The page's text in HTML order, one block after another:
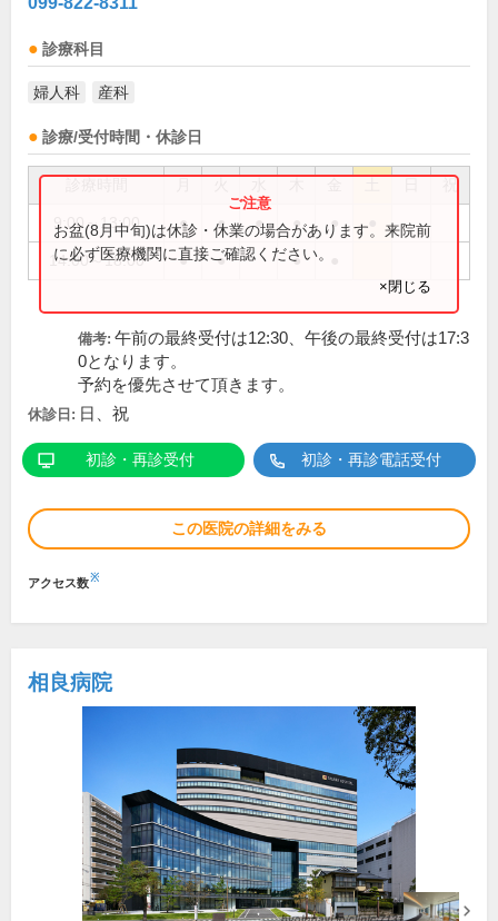
診療科目
婦人科 産科
診療/受付時間・休診日
祝
9:00～13:00 ● ● ● ● ●
14:00～18:00 ● ● ●
お盆(8月中旬)は休診・休業の場合があります。来院前
に必ず医療機関に直接ご確認ください。
×閉じる
備考: 午前の最終受付は12:30、午後の最終受付は17:3
0となります。
予約を優先させて頂きます。
休診日: 日、祝
初診・再診受付 初診・再診電話受付
この医院の詳細をみる
アクセス数※
相良病院